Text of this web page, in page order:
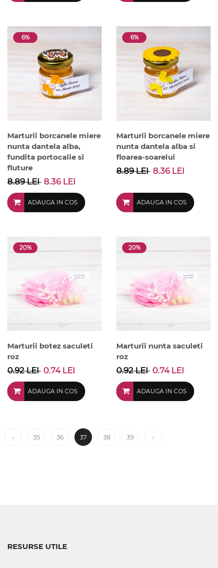
6%
Marturii borcanele miere
nunta dantela alba,
fundita portocalie si
fluture
8.89 LEI 8.36 LEI
ADAUGA IN COS
6%
Marturii borcanele miere
nunta dantela alba si
floarea-soarelui
8.89 LEI 8.36 LEI
ADAUGA IN COS
20%
Marturii botez saculeti
roz
0.92 LEI 0.74 LEI
ADAUGA IN COS
20%
Marturii nunta saculeti
roz
0.92 LEI 0.74 LEI
ADAUGA IN COS
‹ 35 36 37 38 39 ›
RESURSE UTILE